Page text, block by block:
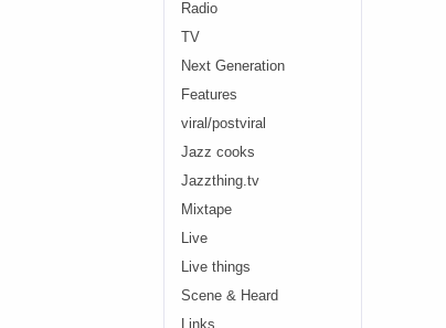
Radio
TV
Next Generation
Features
viral/postviral
Jazz cooks
Jazzthing.tv
Mixtape
Live
Live things
Scene & Heard
Links